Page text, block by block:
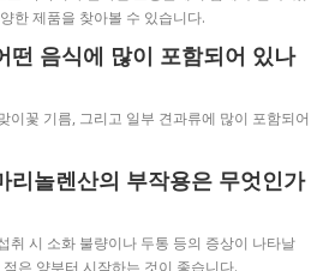
한 제품을 찾아볼 수 있습니다.
떤 음식에 많이 포함되어 있나
이꽃 기름, 그리고 일부 견과류에 많이 포함되어
리놀렌산의 부작용은 무엇인가
취 시 소화 불량이나 두통 등의 증상이 나타날
은 양부터 시작하는 것이 좋습니다.